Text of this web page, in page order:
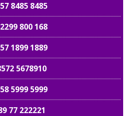
8485 8485
800 168
1899 1889
5678910
5999 5999
77 222221